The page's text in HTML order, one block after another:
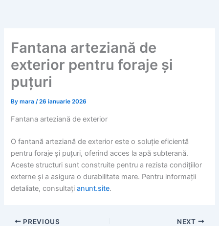
Fantana arteziană de
exterior pentru foraje și
puțuri
Bymara/26 ianuarie 2026
Fantana arteziană de exterior
O fantană arteziană de exterior este o soluție eficientă
pentru foraje și puțuri, oferind acces la apă subterană.
Aceste structuri sunt construite pentru a rezista condițiilor
externe și a asigura o durabilitate mare. Pentru informații
detaliate, consultațianunt.site.
PREVIOUS NEXT